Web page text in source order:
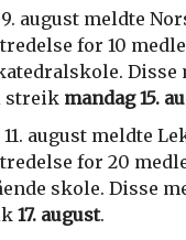
august meldte
for 10
Disse
streik mandag 15.
august meldte
for 20
skole. Disse
17. august.